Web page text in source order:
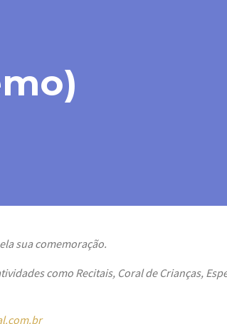
sua comemoração.
como Recitais, Coral de Crianças,